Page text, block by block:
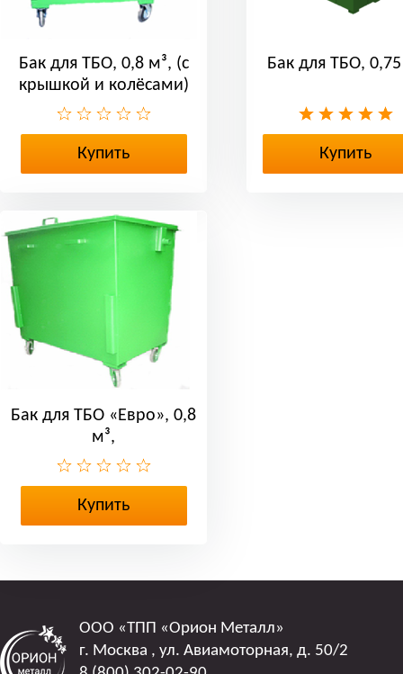
Бак для ТБО, 0,8 м³, (с
крышкой и колёсами)
Купить
Бак для ТБО,
Купить
Бак для ТБО «Евро», 0,8
м³,
Купить
ООО «ТПП «Орион Металл»
г. Москва , ул. Авиамоторная, д. 50/2